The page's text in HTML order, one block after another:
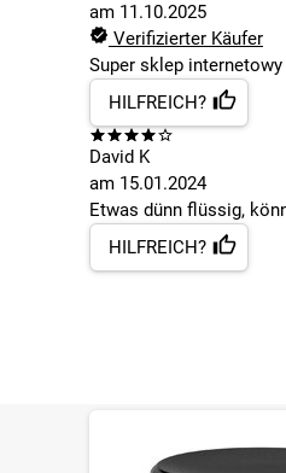
am 11.10.2025
Verifizierter Käufer
Super sklep internetowy
HILFREICH?
David K
am 15.01.2024
Etwas dünn flüssig,
HILFREICH?